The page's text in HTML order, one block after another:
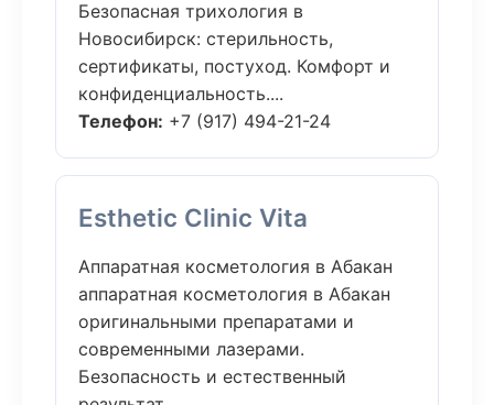
Безопасная трихология в
Новосибирск: стерильность,
сертификаты, постуход. Комфорт и
конфиденциальность....
Телефон: +7 (917) 494-21-24
Esthetic Clinic Vita
Аппаратная косметология в Абакан
аппаратная косметология в Абакан
оригинальными препаратами и
современными лазерами.
Безопасность и естественный